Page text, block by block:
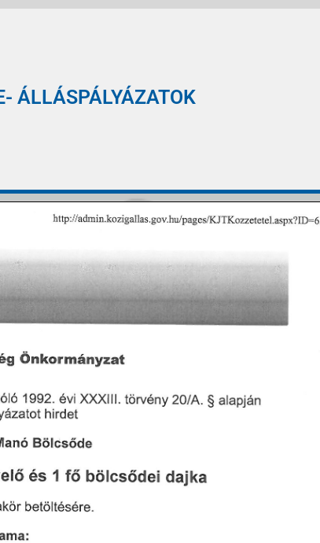
ÁLLÁSPÁLYÁZATOK